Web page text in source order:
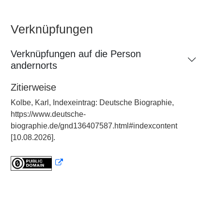
Verknüpfungen
Verknüpfungen auf die Person
andernorts
Zitierweise
Kolbe, Karl, Indexeintrag: Deutsche Biographie,
https://www.deutsche-
biographie.de/gnd136407587.html#indexcontent
[10.08.2026].